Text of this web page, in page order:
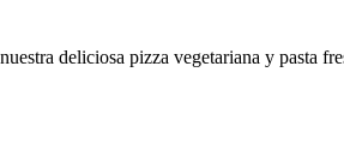
deliciosa pizza vegetariana y pasta